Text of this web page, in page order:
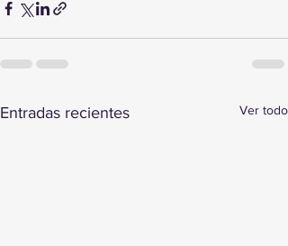
Entradas recientes Ver todo